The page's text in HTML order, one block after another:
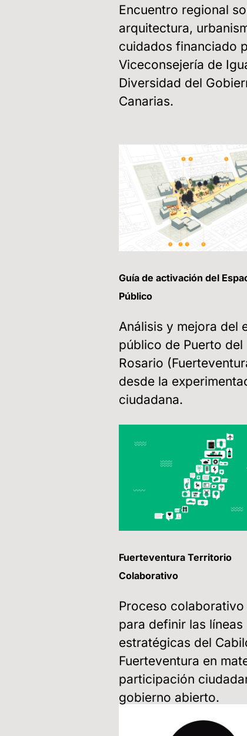
Encuentro regional
arquitectura,
cuidados financiado
Viceconsejería de
Diversidad del
Canarias.
Guía de activación del
Público
Análisis y mejora del
público de Puerto del
Rosario
desde la
ciudadana.
Fuerteventura Territorio
Colaborativo
Proceso colaborativo
para definir las líneas
estratégicas del
Fuerteventura en
participación
gobierno abierto.